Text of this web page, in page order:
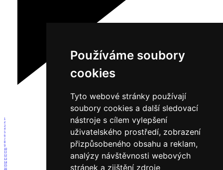
Používáme soubory
cookies
Tyto webové stránky používají
soubory cookies a další sledovací
nástroje s cílem vylepšení
uživatelského prostředí, zobrazení
přizpůsobeného obsahu a reklam,
analýzy návštěvnosti webových
stránek a zjištění zdroje
1
2
3
4
5
6
7
8
9
10
11
12
13
14
15
16